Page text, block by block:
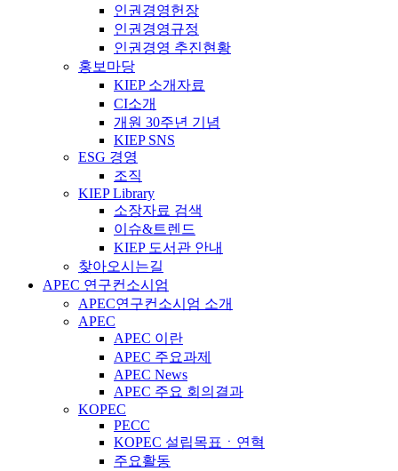
인권경영헌장
인권경영규정
인권경영 추진현황
홍보마당
KIEP 소개자료
CI소개
개원 30주년 기념
KIEP SNS
ESG 경영
조직
KIEP Library
소장자료 검색
이슈&트렌드
KIEP 도서관 안내
찾아오시는길
APEC 연구컨소시엄
APEC연구컨소시엄 소개
APEC
APEC 이란
APEC 주요과제
APEC News
APEC 주요 회의결과
KOPEC
PECC
KOPEC 설립목표ㆍ연혁
주요활동